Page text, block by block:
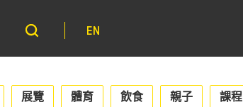
EN
展覽 體育 飲食 親子 課程